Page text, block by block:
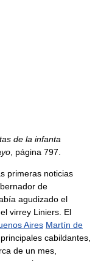
de la infanta
, página 797.
primeras noticias
de
agudizado el
virrey Liniers. El
Aires Martín de
cabildantes,
de un mes,